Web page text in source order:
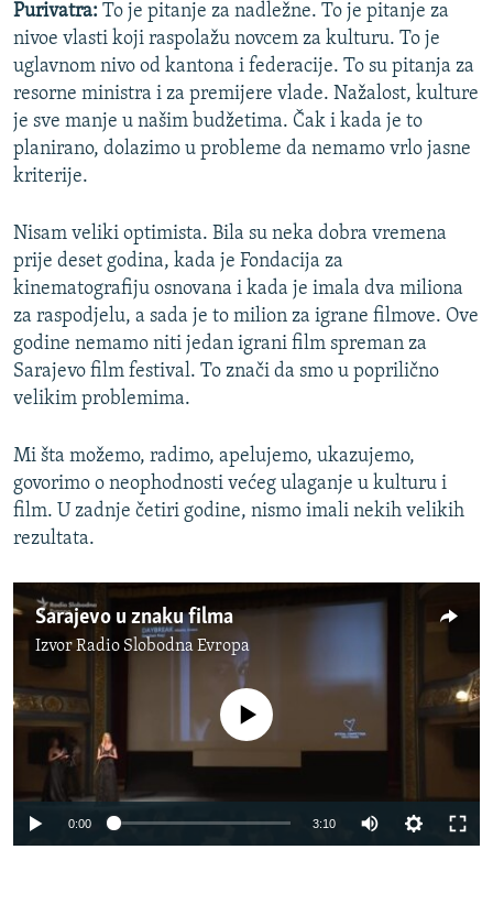
Purivatra: To je pitanje za nadležne. To je pitanje za
nivoe vlasti koji raspolažu novcem za kulturu. To je
uglavnom nivo od kantona i federacije. To su pitanja za
resorne ministra i za premijere vlade. Nažalost, kulture
je sve manje u našim budžetima. Čak i kada je to
planirano, dolazimo u probleme da nemamo vrlo jasne
kriterije.
Nisam veliki optimista. Bila su neka dobra vremena
prije deset godina, kada je Fondacija za
kinematografiju osnovana i kada je imala dva miliona
za raspodjelu, a sada je to milion za igrane filmove. Ove
godine nemamo niti jedan igrani film spreman za
Sarajevo film festival. To znači da smo u poprilično
velikim problemima.
Mi šta možemo, radimo, apelujemo, ukazujemo,
govorimo o neophodnosti većeg ulaganje u kulturu i
film. U zadnje četiri godine, nismo imali nekih velikih
rezultata.
Sarajevo u znaku filma
IzvorRadio Slobodna Evropa
No media source currently available
0:00 3:10